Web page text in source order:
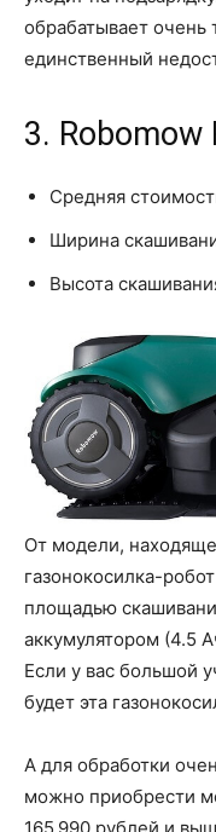
обрабатывает
единственный
3. Robomow
Средняя
Ширина
Высота
От модели,
газонокосилка-
площадью
аккумулятором (4.5
Если у вас большой
будет эта
А для обработки
можно приобрести